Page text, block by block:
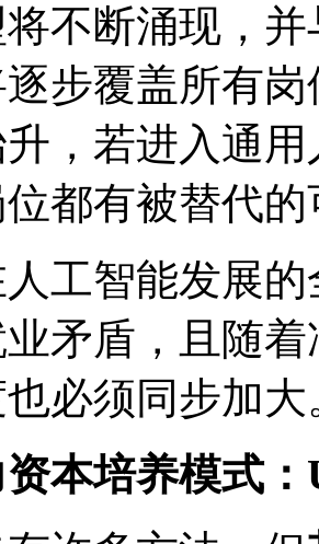
不断涌现，
步覆盖所有
，若进入通
位都有被替代
人工智能发展
矛盾，且随
必须同步加大
本培养模式